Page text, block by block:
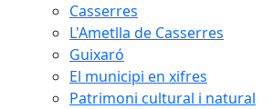
Casserres
L'Ametlla de Casserres
Guixaró
El municipi en xifres
Patrimoni cultural i natural